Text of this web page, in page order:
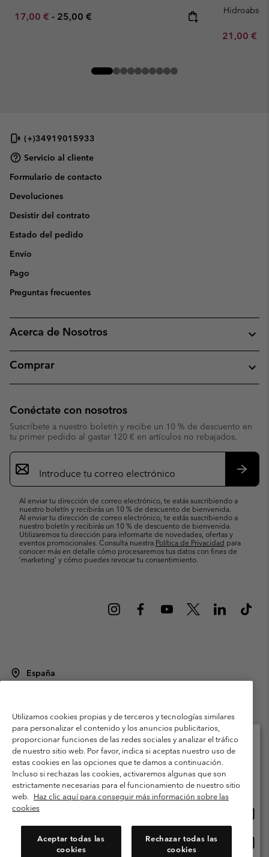
Minimum sale price:
17,00 € - Maximum price:
25,00 €
Minimum
21,00 €
(+)34919015933
Servicio al cliente
Formulario de contacto
Devoluciones
Desistir del contrato
Estado del pedido
Envío
Pago
Preguntas frecuentes
Acerca de Nosotros
Comprar
Conéctate con nosotros
Suscríbete a nuestro boletín y recibe un 10 % de descuento en
tu primer pedido al gastar 120 € en artículos no rebajados.
Suscripción
de
correo
Al enviar tu dirección de correo electrónico, te estás suscribiendo a
nuestro boletín y recibirás un 10 % de descuento de bienvenida.
Al enviar tu dirección de correo electrónico, te estás suscribiendo a
nuestro boletín y recibirás un 10 % de descuento de bienvenida.
Utilizaremos tu dirección para informarte de novedades, ofertas y
eventos promocionales. Consulta nuestra Política de Privacidad para
conocer más en detalle cómo procesaremos tus datos con fines de
’marketing’ y cómo puedes revocar tu consentimiento.
España
Condiciones de uso
Terminos de Venta
Garantía
Política de Privacidad
Términos y condiciones del programa de miembros
Términos De Uso Del Contenido Generado Por Los Usuarios
Impressum
Cookies Public CBCR
Servicio al cliente: Lu. - Vi. de 9:00 a 13:00 y de 14:00 a 18:00
Utilizamos cookies propias y de terceros y tecnologías similares
para personalizar el contenido y los anuncios publicitarios,
proporcionar funciones de las redes sociales y analizar el tráfico
de nuestro sitio web. Por favor, indica si aceptas nuestro uso de
estas cookies en las opciones que te damos a continuación.
Incluso si rechazas las cookies, activaremos algunas que son
estrictamente necesarias para el funcionamiento de nuestro sitio
web. Haz clic aquí para conseguir más información sobre las
cookies
Aceptar todas las
cookies
Rechazar todas las
cookies
Selecciona tu país e idioma envío
Compras en línea disponibles
línea
España